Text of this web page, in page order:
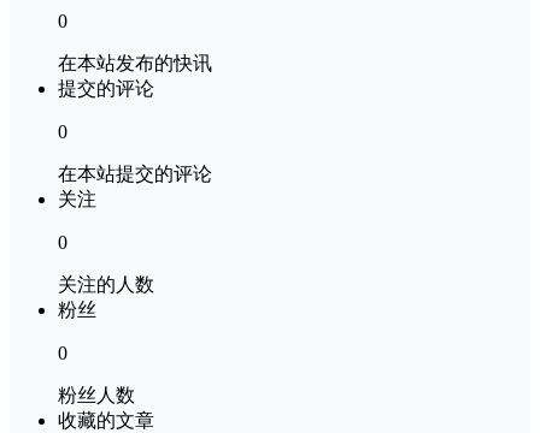
0
在本站发布的快讯
提交的评论
0
在本站提交的评论
关注
0
关注的人数
粉丝
0
粉丝人数
收藏的文章